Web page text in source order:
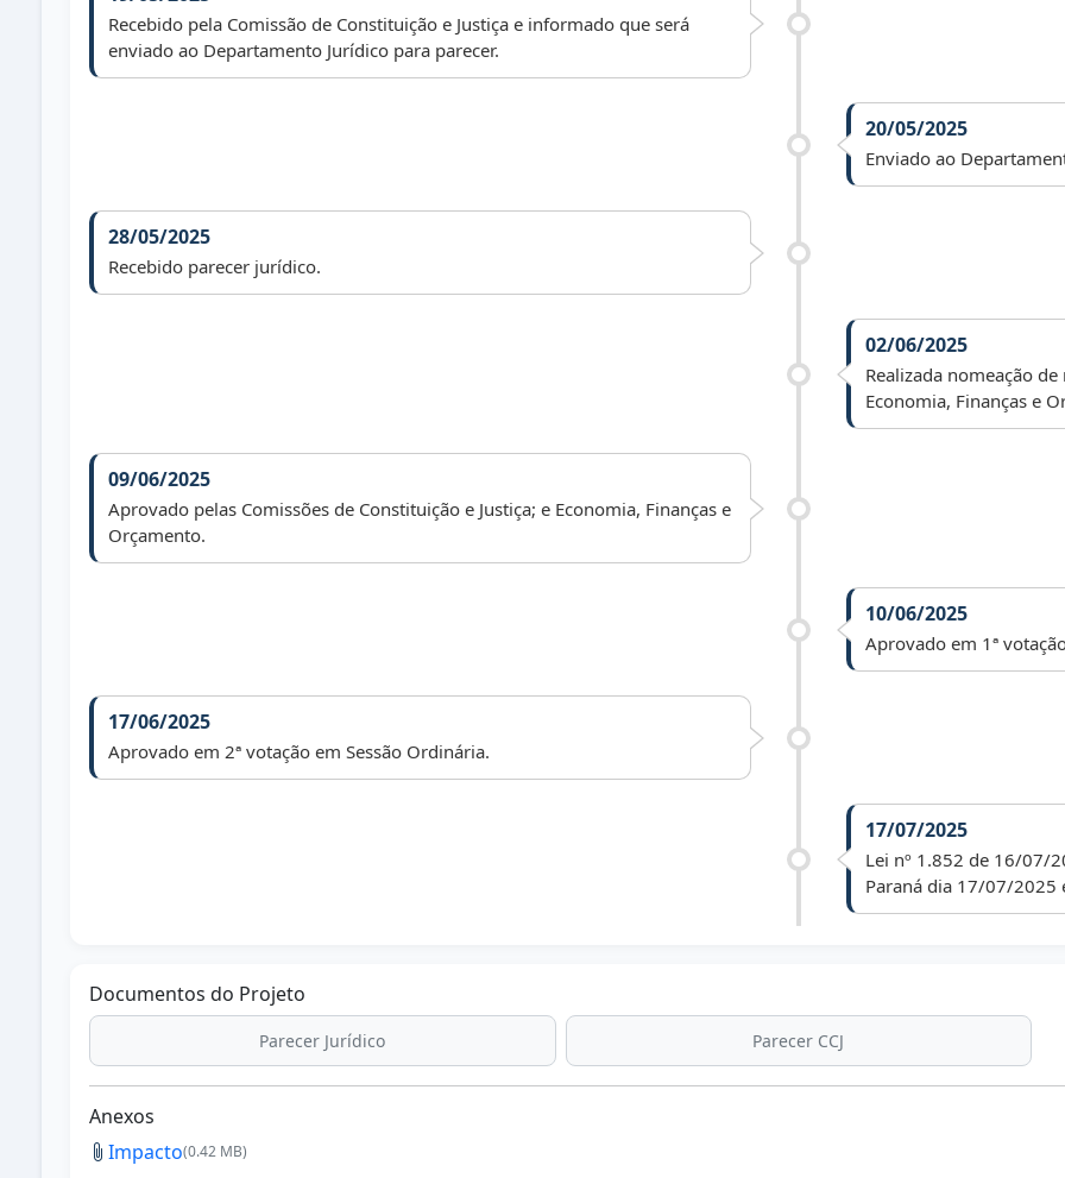
Recebido pela Comissão de Constituição e Justiça e informado que será
enviado ao Departamento Jurídico para parecer.
20/05/2025
Enviado ao
28/05/2025
Recebido parecer jurídico.
02/06/2025
Realizada nomeação
Economia, Finanças e
09/06/2025
Aprovado pelas Comissões de Constituição e Justiça; e Economia, Finanças e
Orçamento.
10/06/2025
Aprovado em 1ª
17/06/2025
Aprovado em 2ª votação em Sessão Ordinária.
17/07/2025
Lei nº 1.852 de 16/07/
Paraná dia 17/07/2025
Documentos do Projeto
Parecer Jurídico Parecer CCJ
Anexos
Impacto(0.42 MB)